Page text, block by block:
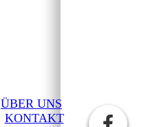
ÜBER UNS
KONTAKT